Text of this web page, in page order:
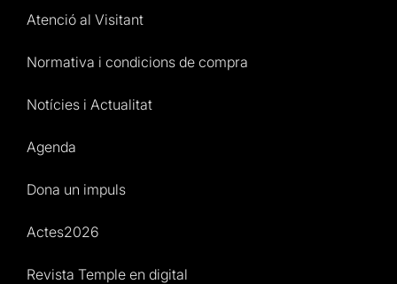
Atenció al Visitant
Normativa i condicions de compra
Notícies i Actualitat
Agenda
Dona un impuls
Actes2026
Revista Temple en digital